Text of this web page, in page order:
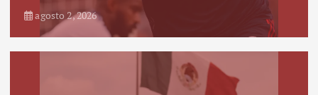
agosto 2, 2026